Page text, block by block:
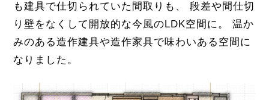
も建具で仕切られていた間取りも、 段差や間仕切
り壁をなくして開放的な今風のLDK空間に。 温か
みのある造作建具や造作家具で味わいある空間に
なりました。